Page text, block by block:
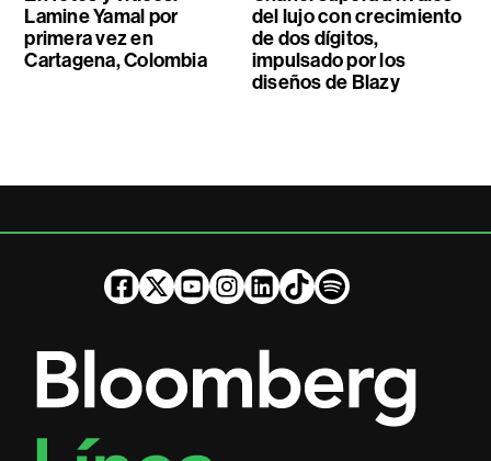
Lamine Yamal por
primera vez en
Cartagena, Colombia
del lujo con crecimiento
de dos dígitos,
impulsado por los
diseños de Blazy